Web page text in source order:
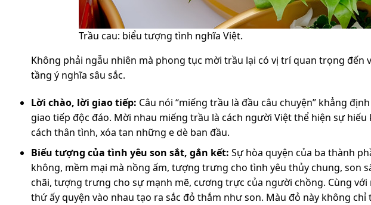
Trầu cau: biểu tượng tình nghĩa Việt.
Không phải ngẫu nhiên mà phong tục mời trầu lại có vị trí quan trọng đến
tầng ý nghĩa sâu sắc.
Lời chào, lời giao tiếp: Câu nói “miếng trầu là đầu câu chuyện” khẳng
giao tiếp độc đáo. Mời nhau miếng trầu là cách người Việt thể hiện sự
cách thân tình, xóa tan những e dè ban đầu.
Biểu tượng của tình yêu son sắt, gắn kết: Sự hòa quyện của ba thành
không, mềm mại mà nồng ấm, tượng trưng cho tình yêu thủy chung, son
chãi, tượng trưng cho sự mạnh mẽ, cương trực của người chồng. Cùng
thứ ấy quyện vào nhau tạo ra sắc đỏ thắm như son. Màu đỏ này không